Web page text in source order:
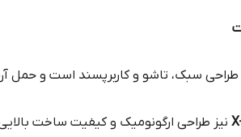
طراحی سبک، تاشو و کاربرپسند است و حمل
نیز طراحی ارگونومیک و کیفیت ساخت